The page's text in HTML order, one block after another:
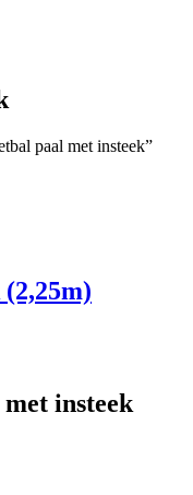
paal met insteek”
insteek